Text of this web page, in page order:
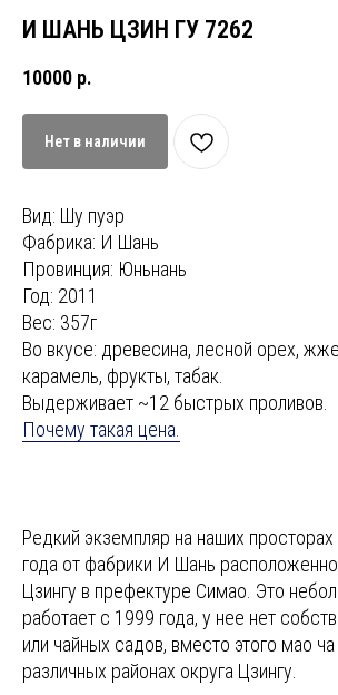
И ШАНЬ ЦЗИН ГУ 7262
10000 р.
Нет в наличии
Вид: Шу пуэр
Фабрика: И Шань
Провинция: Юньнань
Год: 2011
Вес: 357г
Во вкусе: древесина, лесной орех,
карамель, фрукты, табак.
Выдерживает ~12 быстрых проливов
Почему такая цена.
Редкий экземпляр на наших
года от фабрики И Шань
Цзингу в префектуре Симао. Это
работает с 1999 года, у нее нет
или чайных садов, вместо этого мао ча
различных районах округа Цзингу.